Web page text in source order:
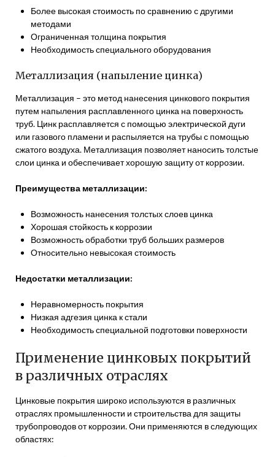
Более высокая стоимость по сравнению с другими
методами
Ограниченная толщина покрытия
Необходимость специального оборудования
Металлизация (напыление цинка)
Металлизация – это метод нанесения цинкового покрытия
путем напыления расплавленного цинка на поверхность
труб. Цинк расплавляется с помощью электрической дуги
или газового пламени и распыляется на трубы с помощью
сжатого воздуха. Металлизация позволяет наносить толстые
слои цинка и обеспечивает хорошую защиту от коррозии.
Преимущества металлизации:
Возможность нанесения толстых слоев цинка
Хорошая стойкость к коррозии
Возможность обработки труб больших размеров
Относительно невысокая стоимость
Недостатки металлизации:
Неравномерность покрытия
Низкая адгезия цинка к стали
Необходимость специальной подготовки поверхности
Применение цинковых покрытий
в различных отраслях
Цинковые покрытия широко используются в различных
отраслях промышленности и строительства для защиты
трубопроводов от коррозии. Они применяются в следующих
областях: